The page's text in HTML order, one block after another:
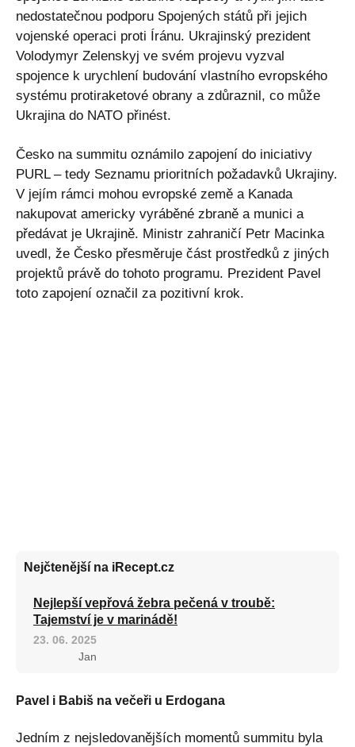
nedostatečnou podporu Spojených států při jejich
vojenské operaci proti Íránu. Ukrajinský prezident
Volodymyr Zelenskyj ve svém projevu vyzval
spojence k urychlení budování vlastního evropského
systému protiraketové obrany a zdůraznil, co může
Ukrajina do NATO přinést.
Česko na summitu oznámilo zapojení do iniciativy
PURL – tedy Seznamu prioritních požadavků Ukrajiny.
V jejím rámci mohou evropské země a Kanada
nakupovat americky vyráběné zbraně a munici a
předávat je Ukrajině. Ministr zahraničí Petr Macinka
uvedl, že Česko přesměruje část prostředků z jiných
projektů právě do tohoto programu. Prezident Pavel
toto zapojení označil za pozitivní krok.
Nejčtenější na iRecept.cz
Nejlepší vepřová žebra pečená v troubě:
Tajemství je v marinádě!
23. 06. 2025
Jan
Pavel i Babiš na večeři u Erdogana
Jedním z nejsledovanějších momentů summitu byla